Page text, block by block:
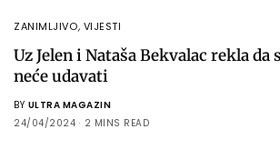
ZANIMLJIVO, VIJESTI
Uz Jelen i Nataša Bekvalac rekla da
neće udavati
BY ULTRA MAGAZIN
24/04/2024
2 MINS READ